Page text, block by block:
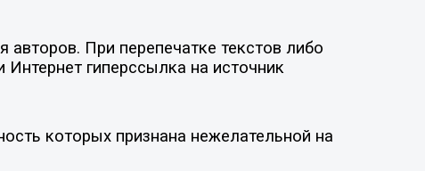
При перепечатке текстов либо
гиперссылка на источник
которых признана нежелательной на